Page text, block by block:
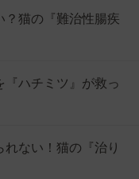
？猫の『難治性腸疾
ハチミツ』が救っ
ない！猫の『治り